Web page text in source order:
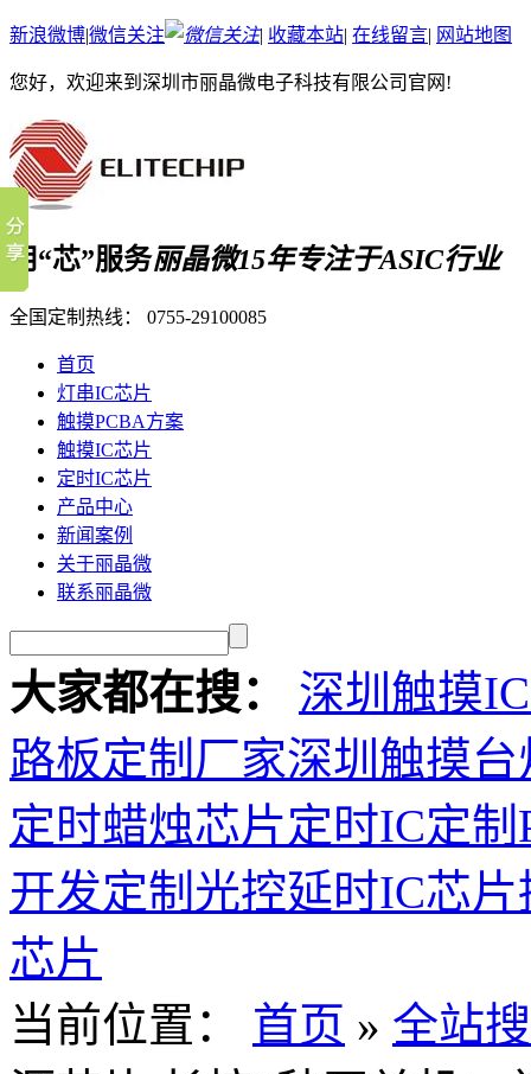
新浪微博|微信关注 | 收藏本站| 在线留言| 网站地图
您好，欢迎来到深圳市丽晶微电子科技有限公司官网!
用“芯”服务丽晶微15年专注于ASIC行业
全国定制热线： 0755-29100085
首页
灯串IC芯片
触摸PCBA方案
触摸IC芯片
定时IC芯片
产品中心
新闻案例
关于丽晶微
联系丽晶微
大家都在搜：
深圳触摸
路板定制厂家深圳触摸
定时蜡烛芯片定时IC定制
开发定制 光控延时IC芯
芯片
当前位置：
首页 » 全站